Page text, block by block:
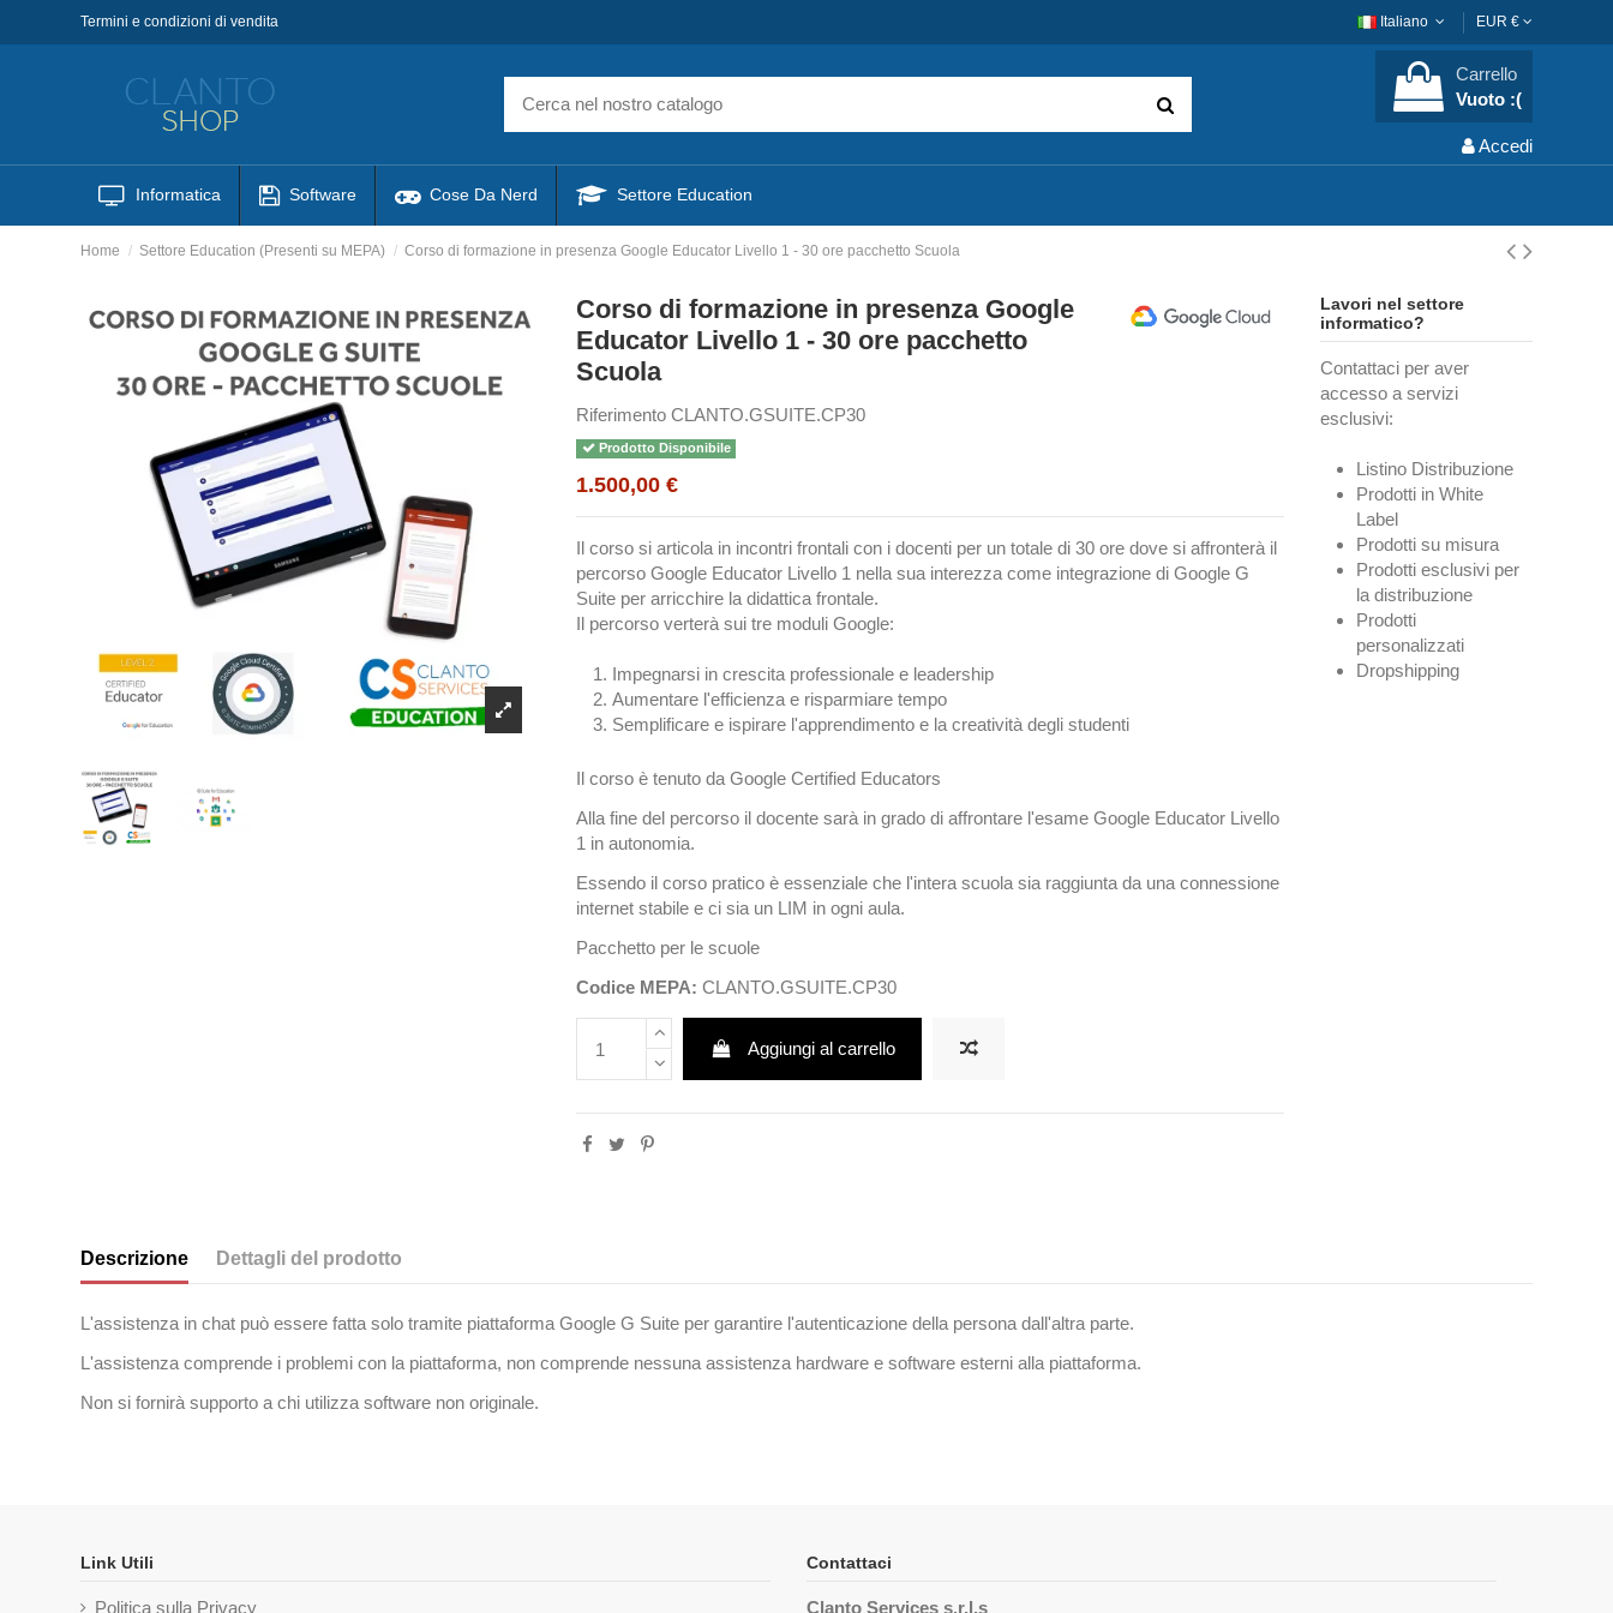
Termini e condizioni di vendita Italiano EUR €
Carrello
Vuoto :(
Accedi
Informatica Software Cose Da Nerd Settore Education
Home Settore Education (Presenti su MEPA) Corso di formazione in presenza Google Educator Livello 1 - 30 ore pacchetto Scuola
Corso di formazione in presenza Google
Educator Livello 1 - 30 ore pacchetto
Scuola
Riferimento CLANTO.GSUITE.CP30
Prodotto Disponibile
1.500,00 €
Il corso si articola in incontri frontali con i docenti per un totale di 30 ore dove si affronterà il
percorso Google Educator Livello 1 nella sua interezza come integrazione di Google G
Suite per arricchire la didattica frontale.
Il percorso verterà sui tre moduli Google:
Impegnarsi in crescita professionale e leadership
Aumentare l'efficienza e risparmiare tempo
Semplificare e ispirare l'apprendimento e la creatività degli studenti
Il corso è tenuto da Google Certified Educators
Alla fine del percorso il docente sarà in grado di affrontare l'esame Google Educator Livello
1 in autonomia.
Essendo il corso pratico è essenziale che l'intera scuola sia raggiunta da una connessione
internet stabile e ci sia un LIM in ogni aula.
Pacchetto per le scuole
Codice MEPA: CLANTO.GSUITE.CP30
Aggiungi al carrello
Lavori nel settore
informatico?
Contattaci per aver
accesso a servizi
esclusivi:
Listino Distribuzione
Prodotti in White
Label
Prodotti su misura
Prodotti esclusivi per
la distribuzione
Prodotti
personalizzati
Dropshipping
Descrizione Dettagli del prodotto
L'assistenza in chat può essere fatta solo tramite piattaforma Google G Suite per garantire l'autenticazione della persona dall'altra parte.
L'assistenza comprende i problemi con la piattaforma, non comprende nessuna assistenza hardware e software esterni alla piattaforma.
Non si fornirà supporto a chi utilizza software non originale.
Link Utili
Politica sulla Privacy
Contattaci
Clanto Services s.r.l.s